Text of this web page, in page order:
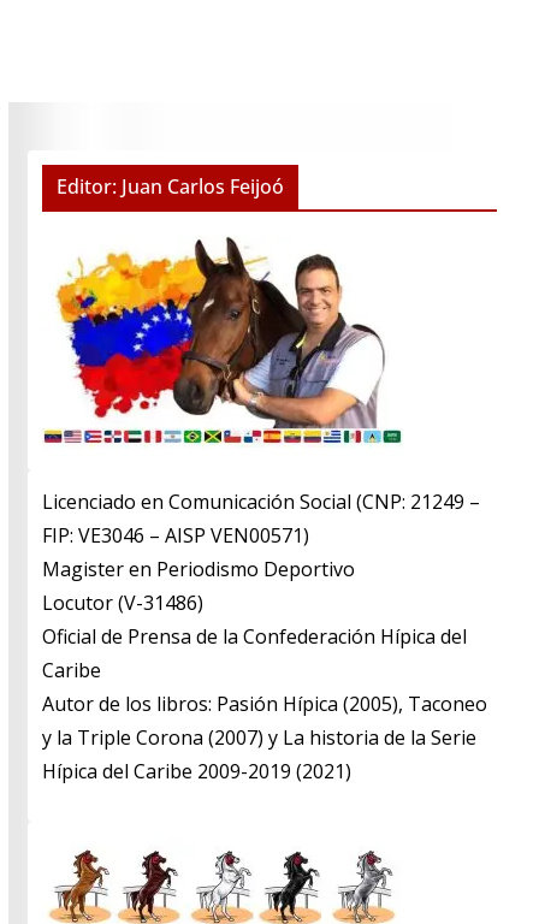
Editor: Juan Carlos Feijoó
Licenciado en Comunicación Social (CNP: 21249 –
FIP: VE3046 – AISP VEN00571)
​Magister en Periodismo Deportivo
​Locutor (V-31486)
​Oficial de Prensa de la Confederación Hípica del
Caribe
​Autor de los libros: Pasión Hípica (2005), Taconeo
y la Triple Corona (2007) y La historia de la Serie
Hípica del Caribe 2009-2019 (2021)